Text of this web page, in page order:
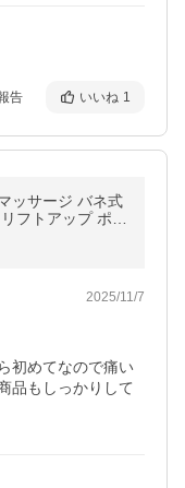
告 いいね 1
ッサージ バネ式
フトアップ ポイ
カッサ棒 セル
2025/11/7
初めてなので痛い
品もしっかりして